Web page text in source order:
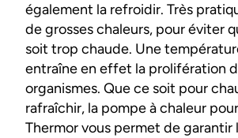
également la refroidir. Très
de grosses chaleurs, pour éviter
soit trop chaude. Une
entraîne en effet la prolifération
organismes. Que ce soit pour
rafraîchir, la pompe à chaleur
Thermor vous permet de garantir